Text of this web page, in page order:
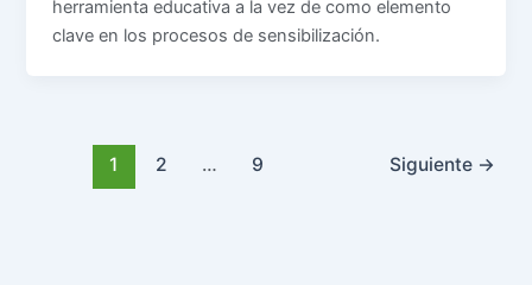
herramienta educativa a la vez de como elemento
clave en los procesos de sensibilización.
1 2 … 9 Siguiente →